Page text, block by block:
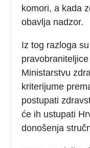
komori, a kada
obavlja nadzor.
Iz tog razloga
Ministarstvu
kriterijume
postupati
će ih ustupati
donošenja